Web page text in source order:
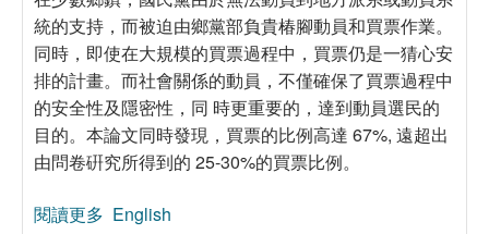
統的支持，而被迫由鄉黨部負貴椿腳動員和買票作業。
同時，即使在大規模的買票過程中，買票仍是一猜心安
排的計畫。而社會關係的動員，不僅確保了買票過程中
的安全性及隱密性，同 時更重要的，達到動員選民的
目的。本論文同時發現，買票的比例高達 67%, 遠超出
由問卷硏究所得到的 25-30%的買票比例。
閱讀更多 關於國民黨候選人買票機器的建立與運作：一九九
English